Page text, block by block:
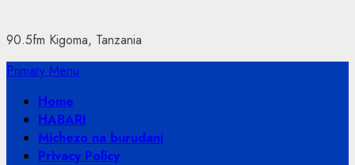
90.5fm Kigoma, Tanzania
Primary Menu
Home
HABARI
Michezo na burudani
Privacy Policy